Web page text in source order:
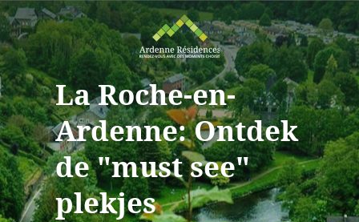
La Roche-en-
Ardenne: Ontdek
de "must see"
plekjes